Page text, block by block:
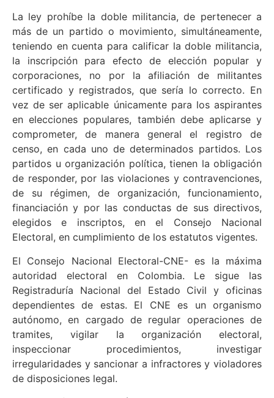
La ley prohíbe la doble militancia, de pertenecer a
más de un partido o movimiento, simultáneamente,
teniendo en cuenta para calificar la doble militancia,
la inscripción para efecto de elección popular y
corporaciones, no por la afiliación de militantes
certificado y registrados, que sería lo correcto. En
vez de ser aplicable únicamente para los aspirantes
en elecciones populares, también debe aplicarse y
comprometer, de manera general el registro de
censo, en cada uno de determinados partidos. Los
partidos u organización política, tienen la obligación
de responder, por las violaciones y contravenciones,
de su régimen, de organización, funcionamiento,
financiación y por las conductas de sus directivos,
elegidos e inscriptos, en el Consejo Nacional
Electoral, en cumplimiento de los estatutos vigentes.
El Consejo Nacional Electoral-CNE- es la máxima
autoridad electoral en Colombia. Le sigue las
Registraduría Nacional del Estado Civil y oficinas
dependientes de estas. El CNE es un organismo
autónomo, en cargado de regular operaciones de
tramites, vigilar la organización electoral,
inspeccionar procedimientos, investigar
irregularidades y sancionar a infractores y violadores
de disposiciones legal.